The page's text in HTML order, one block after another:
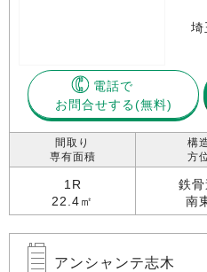
埼
電話で
お問合せする
間取り
専有面積
1R
22.4㎡
構
方
鉄骨
南
アンシャンテ志木